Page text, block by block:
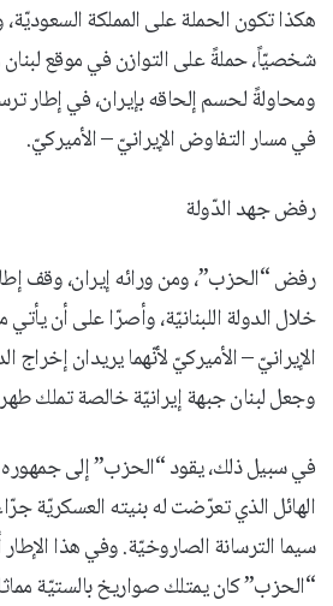
هكذا تكون الحملة على المملكة السعوديّة،
شخصيّاً، حملةً على التوازن في موقع لبنان
ومحاولةً لحسم إلحاقه بإيران، في إطار
في مسار التفاوض الإيرانيّ – الأميركيّ.
رفض جهد الدّولة
رفض “الحزب”، ومن ورائه إيران، وقف
خلال الدولة اللبنانيّة، وأصرّا على أن
الإيرانيّ – الأميركيّ لأنّهما يريدان إخراج
وجعل لبنان جبهة إيرانيّة خالصة تملك
في سبيل ذلك، يقود “الحزب” إلى
الهائل الذي تعرّضت له بنيته العسكريّة
سيما الترسانة الصاروخيّة. وفي هذا الإطار
“الحزب” كان يمتلك صواريخ بالستيّة